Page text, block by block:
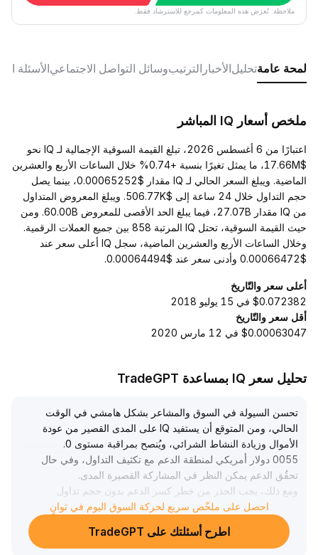
ملاحظة: تُعرَض هذه المعلومات كمرجع للاسترشاد فقط.
لمحة عامةتحليلالأخبار الترتيبوسائل التواصل الاجتماعيالأسئلة
ملخص أسعار IQ المباشر
اعتبارًا من 6 أغسطس 2026، تبلغ القيمة السوقية الإجمالية لـ IQ نحو
$17.66M، ما يمثل تغيرًا بنسبة +0.74% خلال الساعات الأربع والعشرين
الماضية. ويبلغ السعر الحالي لـ IQ مقدار $0.00065252، بينما يصل
حجم التداول خلال 24 ساعة إلى $506.77K. ويبلغ المعروض المتداول
من IQ مقدار 27.07B، فيما يبلغ الحد الأقصى للمعروض 60.00B. ومن
حيث القيمة السوقية، تحتل IQ المرتبة 858 بين جميع العملات الرقمية.
وخلال الساعات الأربع والعشرين الماضية، سجل IQ أعلى سعر عند
$0.00066472 وأدنى سعر عند $0.00064494.
أعلى سعر والتّاريخ
$0.072382 في 15 يوليو 2018
أقل سعر والتّاريخ
$0.00063047 في 12 مارس 2020
تحليل سعر IQ بمساعدة TradeGPT
تحسن السيولة في السوق والمشاعر بشكل هامشي في الوقت
الحالي، ومن المتوقع أن يستفيد IQ على المدى القصير من عودة
الأموال وزيادة النشاط الشرائي، ويُنصح بمراقبة مستوى 0
.
0055 دولار أمريكي لمنطقة الدعم مع تكثيف التداول، وفي حال
تحقُق الدعم يمكن النظر في المشاركة القصيرة المدى.
ومع ذلك، يجب الحذر من خطر كسر الدعم بدون حجم تداول
كافٍ، مما قد يسبب ضغطًا هبوطيًا متسارعًا.
على المدى المتوسط إلى الطويل، لا يوجد حتى الآن تحسن
جوهري في أساسيات المشروع، ومن المستحسن متابعة تطورات
احصل على ملخّص سريع لحركة السوق اليوم في ثوانٍ
اطرح أسئلتك على TradeGPT